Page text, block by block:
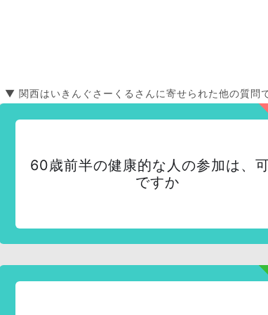
▼ 関西はいきんぐさーくるさんに寄せられた他の質問
60歳前半の健康的な人の参加は、
ですか